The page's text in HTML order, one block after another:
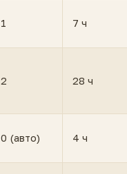
1 7 ч
2 28 ч
0 (авто) 4 ч